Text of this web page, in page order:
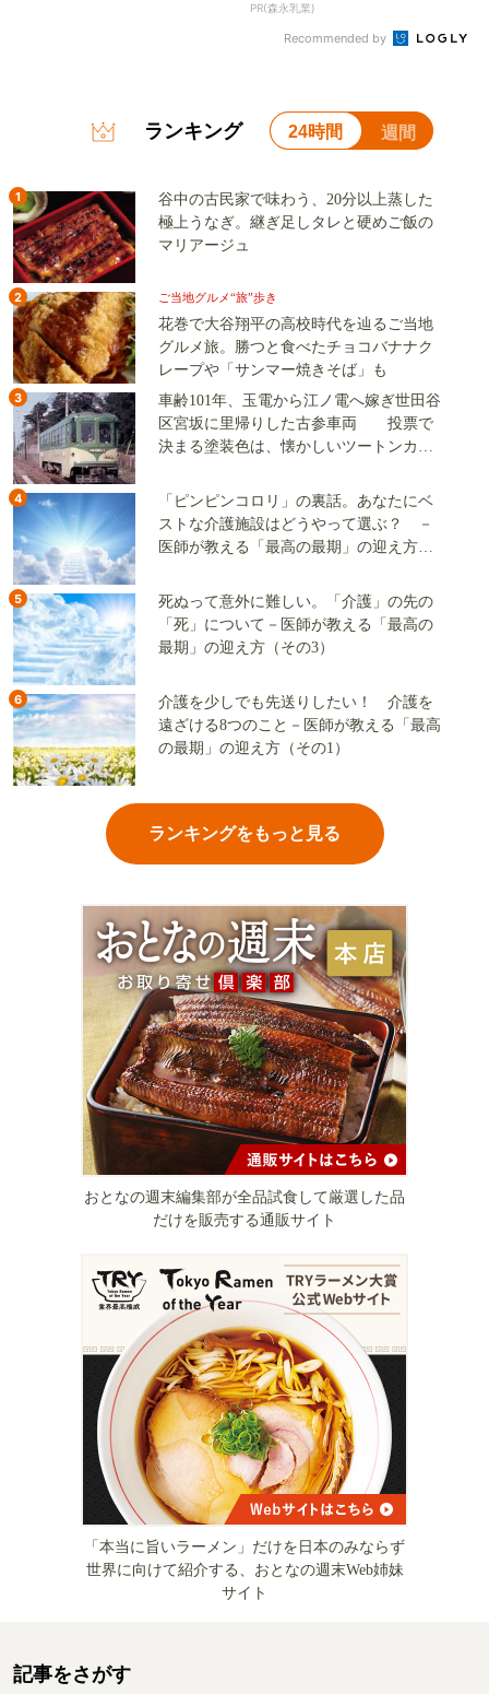
PR(森永乳業)
Recommended by
ランキング 24時間 週間
1
谷中の古民家で味わう、20分以上蒸した
極上うなぎ。継ぎ足しタレと硬めご飯の
マリアージュ
2 ご当地グルメ“旅”歩き
花巻で大谷翔平の高校時代を辿るご当地
グルメ旅。勝つと食べたチョコバナナク
レープや「サンマー焼きそば」も
3
車齢101年、玉電から江ノ電へ嫁ぎ世田谷
区宮坂に里帰りした古参車両 投票で
決まる塗装色は、懐かしいツートンカラ
4
「ピンピンコロリ」の裏話。あなたにベ
ストな介護施設はどうやって選ぶ？ －
医師が教える「最高の最期」の迎え方
5
死ぬって意外に難しい。「介護」の先の
「死」について－医師が教える「最高の
最期」の迎え方（その3）
6
介護を少しでも先送りしたい！ 介護を
遠ざける8つのこと－医師が教える「最高
の最期」の迎え方（その1）
ランキングをもっと見る
おとなの週末編集部が全品試食して厳選した品
だけを販売する通販サイト
「本当に旨いラーメン」だけを日本のみならず
世界に向けて紹介する、おとなの週末Web姉妹
サイト
記事をさがす